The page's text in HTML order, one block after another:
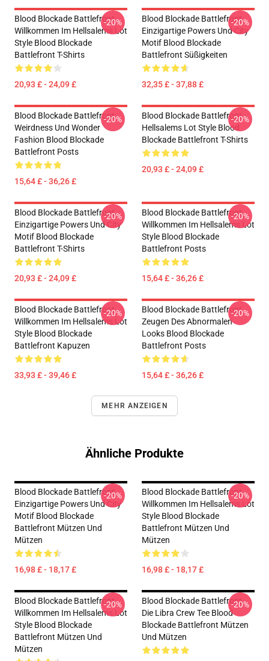
Blood Blockade Battlefront
Willkommen Im Hellsalems Lot
Style Blood Blockade
Battlefront T-Shirts
20,93 £ - 24,09 £
-20%
Blood Blockade Battlefront
Einzigartige Powers Und City
Motif Blood Blockade
Battlefront Süßigkeiten
32,35 £ - 37,88 £
-20%
Blood Blockade Battlefront
Weirdness Und Wonder
Fashion Blood Blockade
Battlefront Posts
15,64 £ - 36,26 £
-20%
Blood Blockade Battlefront
Hellsalems Lot Style Blood
Blockade Battlefront T-Shirts
20,93 £ - 24,09 £
-20%
Blood Blockade Battlefront
Einzigartige Powers Und City
Motif Blood Blockade
Battlefront T-Shirts
20,93 £ - 24,09 £
-20%
Blood Blockade Battlefront
Willkommen Im Hellsalems Lot
Style Blood Blockade
Battlefront Posts
15,64 £ - 36,26 £
-20%
Blood Blockade Battlefront
Willkommen Im Hellsalems Lot
Style Blood Blockade
Battlefront Kapuzen
33,93 £ - 39,46 £
-20%
Blood Blockade Battlefront
Zeugen Des Abnormalen
Looks Blood Blockade
Battlefront Posts
15,64 £ - 36,26 £
-20%
MEHR ANZEIGEN
Ähnliche Produkte
Blood Blockade Battlefront
Einzigartige Powers Und City
Motif Blood Blockade
Battlefront Mützen Und
Mützen
16,98 £ - 18,17 £
-20%
Blood Blockade Battlefront
Willkommen Im Hellsalems Lot
Style Blood Blockade
Battlefront Mützen Und
Mützen
16,98 £ - 18,17 £
-20%
Blood Blockade Battlefront
Willkommen Im Hellsalems Lot
Style Blood Blockade
Battlefront Mützen Und
Mützen
-20%
Blood Blockade Battlefront
Die Libra Crew Tee Blood
Blockade Battlefront Mützen
Und Mützen
-20%